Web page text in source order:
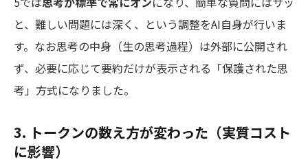
と、難しい問題には深く、という調整をAI自身が行いま
す。なお思考の中身（生の思考過程）は外部に公開され
ず、必要に応じて要約だけが表示される「保護された思
考」方式になりました。
3. トークンの数え方が変わった（実質コスト
に影響）